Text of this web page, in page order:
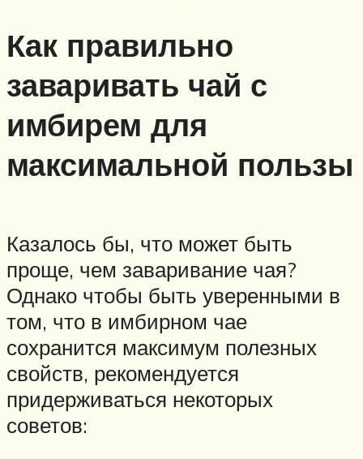
Как правильно
заваривать чай с
имбирем для
максимальной пользы
Казалось бы, что может быть
проще, чем заваривание чая?
Однако чтобы быть уверенными в
том, что в имбирном чае
сохранится максимум полезных
свойств, рекомендуется
придерживаться некоторых
советов: